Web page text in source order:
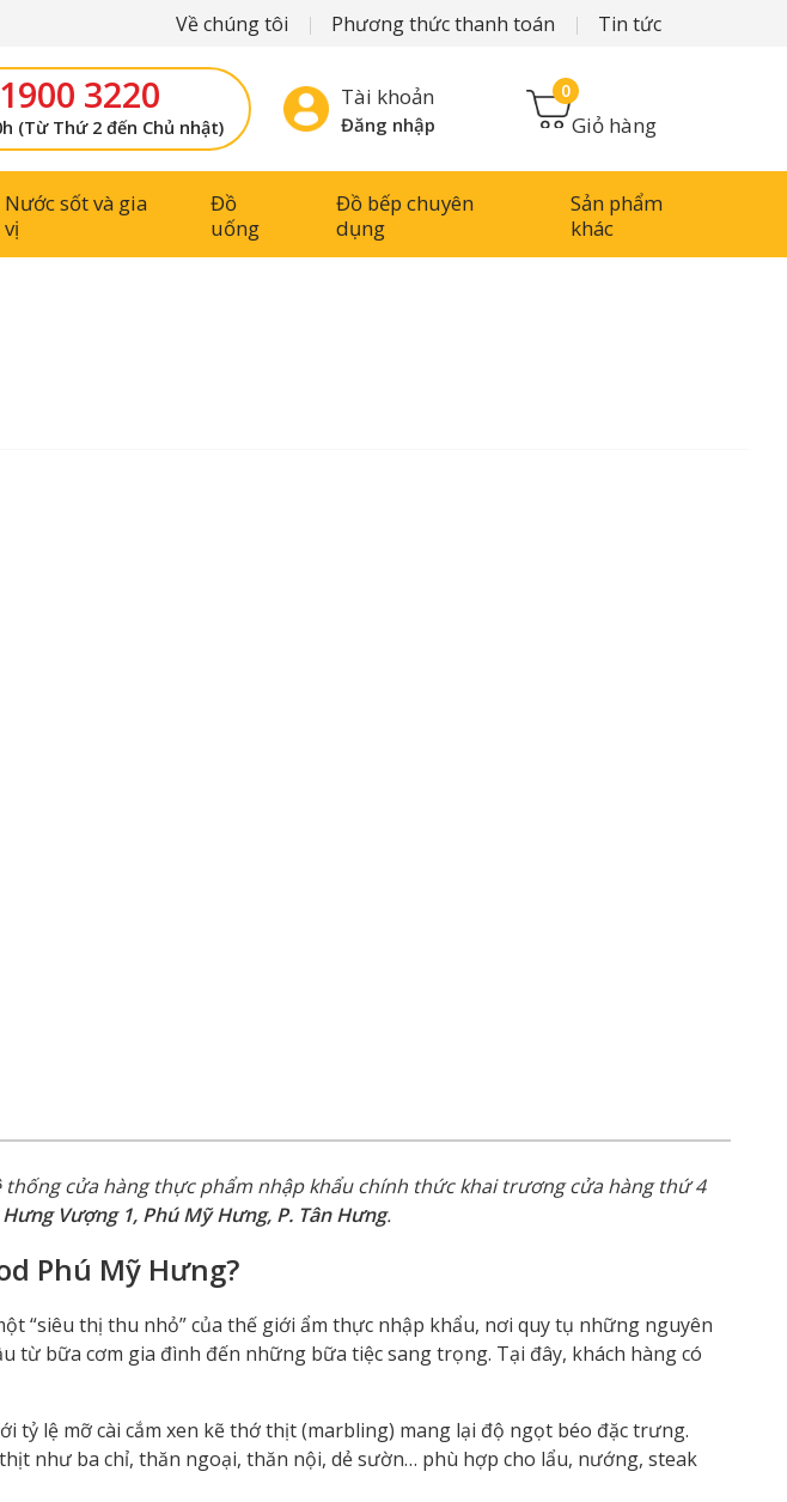
Về chúng tôi Phương thức thanh toán Tin tức
1900 3220
(Từ Thứ 2 đến Chủ nhật)
Tài khoản
Đăng nhập Giỏ hàng
0
Nước sốt và gia
vị
Đồ
uống
Đồ bếp chuyên
dụng
Sản phẩm
khác
thống cửa hàng thực phẩm nhập khẩu chính thức khai trương cửa hàng thứ 4
Hưng Vượng 1, Phú Mỹ Hưng, P. Tân Hưng.
Phú Mỹ Hưng?
“siêu thị thu nhỏ” của thế giới ẩm thực nhập khẩu, nơi quy tụ những nguyên
từ bữa cơm gia đình đến những bữa tiệc sang trọng. Tại đây, khách hàng có
tỷ lệ mỡ cài cắm xen kẽ thớ thịt (marbling) mang lại độ ngọt béo đặc trưng.
như ba chỉ, thăn ngoại, thăn nội, dẻ sườn… phù hợp cho lẩu, nướng, steak